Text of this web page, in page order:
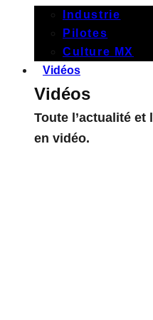
Industrie
Pilotes
Culture MX
Vidéos
Vidéos
Toute l’actualité
en vidéo.